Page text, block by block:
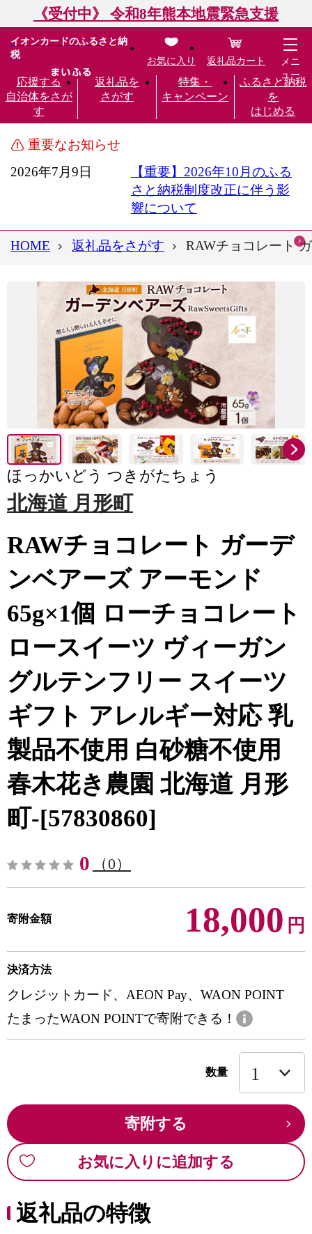
《受付中》 令和8年熊本地震緊急支援
イオンカードのふるさと納
税
応援する
自治体をさが
す
返礼品を
さがす
特集・
キャンペーン
ふるさと納税
を
はじめる
お気に入り 返礼品カート
メニ
ュー
重要なお知らせ
2026年7月9日
【重要】2026年10月のふる
さと納税制度改正に伴う影
響について
HOME 返礼品をさがす RAWチョコレート
ほっかいどう つきがたちょう
北海道 月形町
RAWチョコレート ガーデ
ンベアーズ アーモンド
65g×1個 ローチョコレート
ロースイーツ ヴィーガン
グルテンフリー スイーツ
ギフト アレルギー対応 乳
製品不使用 白砂糖不使用
春木花き農園 北海道 月形
町-[57830860]
0 （0）
寄附金額 18,000 円
決済方法
クレジットカード、AEON Pay、WAON POINT
たまったWAON POINTで寄附できる！
数量
寄附する
お気に入りに追加する
返礼品の特徴